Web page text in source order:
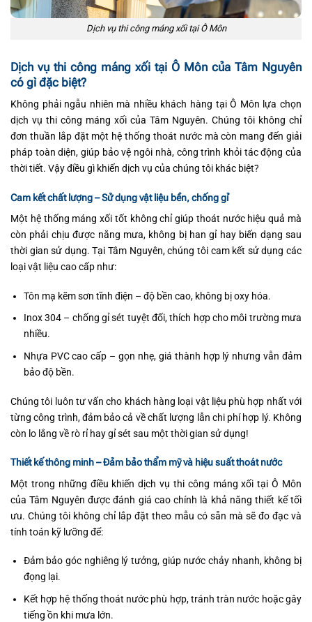
Dịch vụ thi công máng xối tại Ô Môn
Dịch vụ thi công máng xối tại Ô Môn của Tâm Nguyên
có gì đặc biệt?
Không phải ngẫu nhiên mà nhiều khách hàng tại Ô Môn lựa chọn
dịch vụ thi công máng xối của Tâm Nguyên. Chúng tôi không chỉ
đơn thuần lắp đặt một hệ thống thoát nước mà còn mang đến giải
pháp toàn diện, giúp bảo vệ ngôi nhà, công trình khỏi tác động của
thời tiết. Vậy điều gì khiến dịch vụ của chúng tôi khác biệt?
Cam kết chất lượng – Sử dụng vật liệu bền, chống gỉ
Một hệ thống máng xối tốt không chỉ giúp thoát nước hiệu quả mà
còn phải chịu được nắng mưa, không bị han gỉ hay biến dạng sau
thời gian sử dụng. Tại Tâm Nguyên, chúng tôi cam kết sử dụng các
loại vật liệu cao cấp như:
Tôn mạ kẽm sơn tĩnh điện – độ bền cao, không bị oxy hóa.
Inox 304 – chống gỉ sét tuyệt đối, thích hợp cho môi trường mưa
nhiều.
Nhựa PVC cao cấp – gọn nhẹ, giá thành hợp lý nhưng vẫn đảm
bảo độ bền.
Chúng tôi luôn tư vấn cho khách hàng loại vật liệu phù hợp nhất với
từng công trình, đảm bảo cả về chất lượng lẫn chi phí hợp lý. Không
còn lo lắng về rò rỉ hay gỉ sét sau một thời gian sử dụng!
Thiết kế thông minh – Đảm bảo thẩm mỹ và hiệu suất thoát nước
Một trong những điều khiến dịch vụ thi công máng xối tại Ô Môn
của Tâm Nguyên được đánh giá cao chính là khả năng thiết kế tối
ưu. Chúng tôi không chỉ lắp đặt theo mẫu có sẵn mà sẽ đo đạc và
tính toán kỹ lưỡng để:
Đảm bảo góc nghiêng lý tưởng, giúp nước chảy nhanh, không bị
đọng lại.
Kết hợp hệ thống thoát nước phù hợp, tránh tràn nước hoặc gây
tiếng ồn khi mưa lớn.